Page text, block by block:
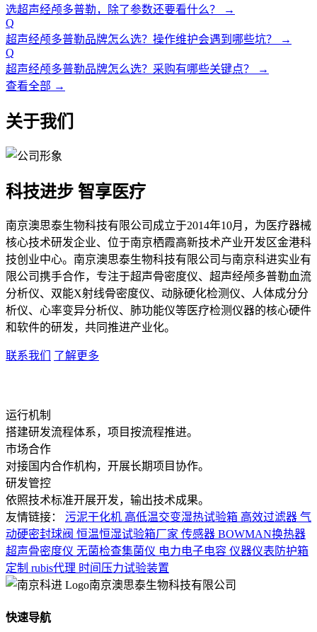
选超声经颅多普勒，除了参数还要看什么？
→
Q
超声经颅多普勒品牌怎么选？操作维护会遇到哪些坑？
→
Q
超声经颅多普勒品牌怎么选？采购有哪些关键点？
→
查看全部 →
关于我们
科技进步 智享医疗
南京澳思泰生物科技有限公司成立于2014年10月，为医疗器械
核心技术研发企业、位于南京栖霞高新技术产业开发区金港科
技创业中心。南京澳思泰生物科技有限公司与南京科进实业有
限公司携手合作，专注于超声骨密度仪、超声经颅多普勒血流
分析仪、双能X射线骨密度仪、动脉硬化检测仪、人体成分分
析仪、心率变异分析仪、肺功能仪等医疗检测仪器的核心硬件
和软件的研发，共同推进产业化。
联系我们 了解更多
运行机制
搭建研发流程体系，项目按流程推进。
市场合作
对接国内合作机构，开展长期项目协作。
研发管控
依照技术标准开展开发，输出技术成果。
友情链接：
污泥干化机 高低温交变湿热试验箱 高效过滤器 气
动硬密封球阀 恒温恒湿试验箱厂家 传感器 BOWMAN换热器
超声骨密度仪 无菌检查集菌仪 电力电子电容 仪器仪表防护箱
定制 rubis代理 时间压力试验装置
南京澳思泰生物科技有限公司
快速导航